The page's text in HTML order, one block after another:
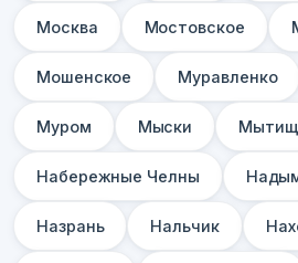
Москва Мостовское
Мошенское Муравленко
Муром Мыски
Набережные Челны
Назрань Нальчик